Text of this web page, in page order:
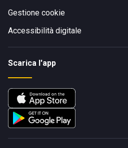
Gestione cookie
Accessibilità digitale
Scarica l'app